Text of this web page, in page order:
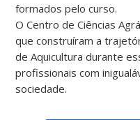
formados pelo curso.
O Centro de Ciências
que construíram a
de Aquicultura durante
profissionais com
sociedade.